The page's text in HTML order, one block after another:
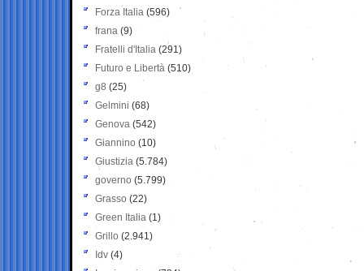
Forza Italia (596)
frana (9)
Fratelli d'Italia (291)
Futuro e Libertà (510)
g8 (25)
Gelmini (68)
Genova (542)
Giannino (10)
Giustizia (5.784)
governo (5.799)
Grasso (22)
Green Italia (1)
Grillo (2.941)
Idv (4)